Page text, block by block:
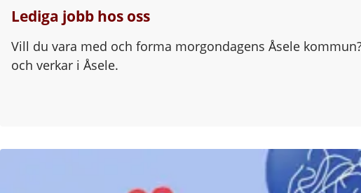
Lediga jobb hos oss
Vill du vara med och forma morgondagens Åsele
och verkar i Åsele.